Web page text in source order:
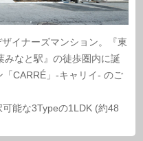
イナーズマンション。『東
なと駅』の徒歩圏内に誕
CARRÉ」-キャリイ- のご
能な3Typeの1LDK (約48